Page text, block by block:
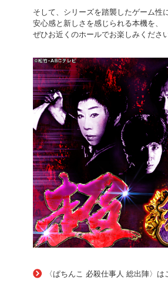
そして、シリーズを踏襲したゲーム性
安心感と新しさを感じられる本機を、
ぜひお近くのホールでお楽しみくださ
〈ぱちんこ 必殺仕事人 総出陣〉は